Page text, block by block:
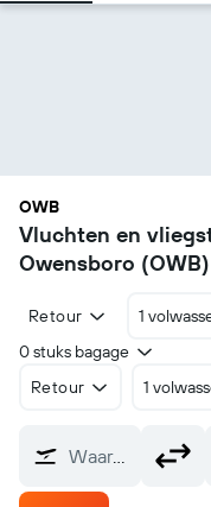
OWB
Vluchten en
Owensboro (OWB)
Retour 1
0 stuks bagage
Retour
1
Waarvandaan?